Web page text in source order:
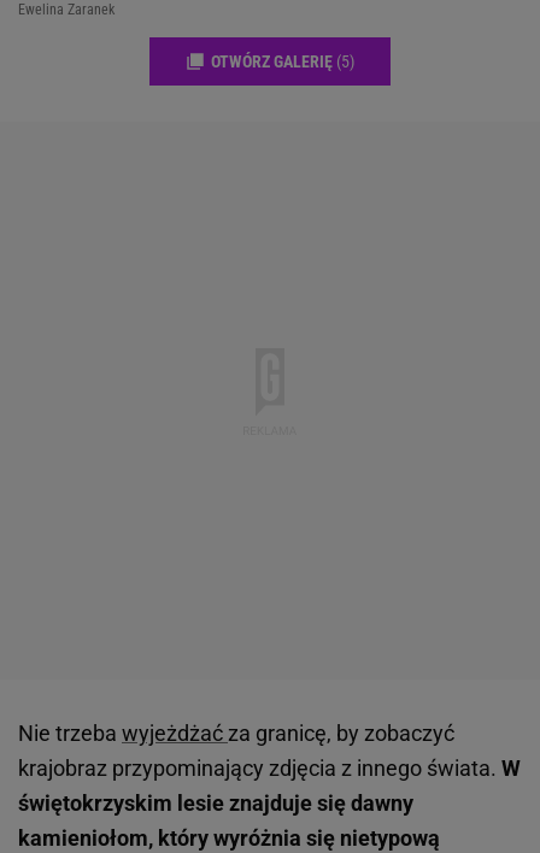
Ewelina Zaranek
OTWÓRZ GALERIĘ (5)
Nie trzeba wyjeżdżać za granicę, by zobaczyć
krajobraz przypominający zdjęcia z innego świata. W
świętokrzyskim lesie znajduje się dawny
kamieniołom, który wyróżnia się nietypową